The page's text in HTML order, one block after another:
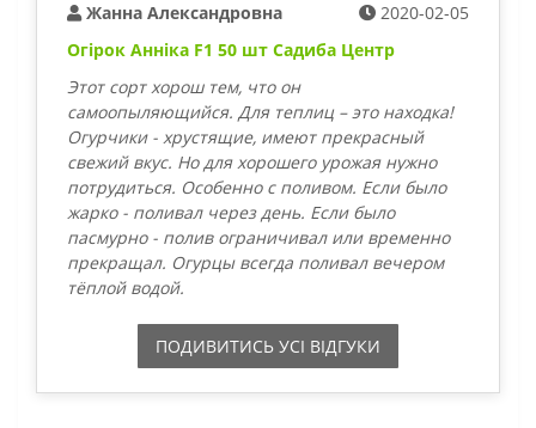
Жанна Александровна
2020-02-05
Огірок Анніка F1 50 шт Садиба Центр
Этот сорт хорош тем, что он
самоопыляющийся. Для теплиц – это находка!
Огурчики - хрустящие, имеют прекрасный
свежий вкус. Но для хорошего урожая нужно
потрудиться. Особенно с поливом. Если было
жарко - поливал через день. Если было
пасмурно - полив ограничивал или временно
прекращал. Огурцы всегда поливал вечером
тёплой водой.
ПОДИВИТИСЬ УСI ВIДГУКИ